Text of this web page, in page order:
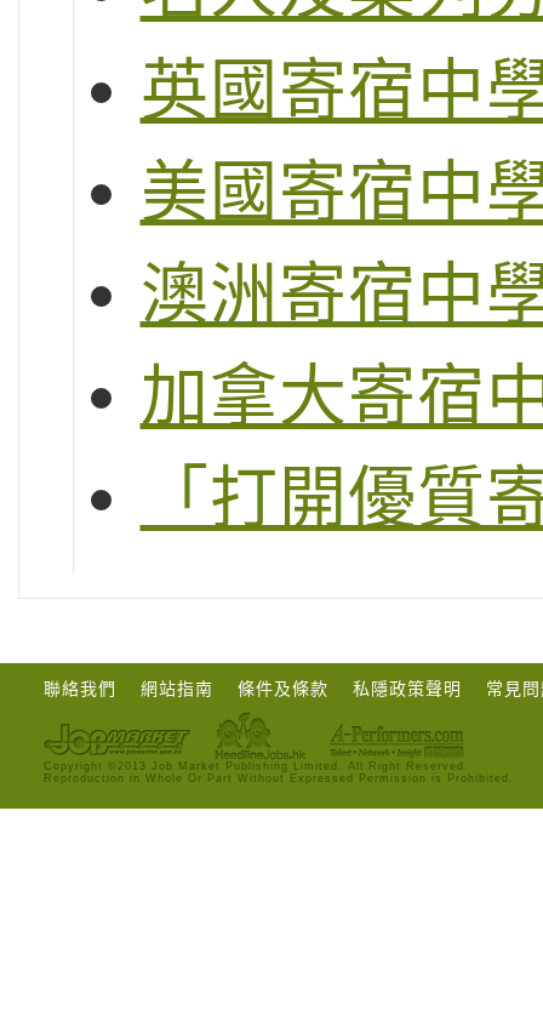
英國寄宿中
美國寄宿中
澳洲寄宿中
加拿大寄宿
「打開優質
聯絡我們 網站指南 條件及條款 私隱政策聲明 常見
Copyright ©2013 Job Market Publishing Limited. All Right Reserved.
Reproduction in Whole Or Part Without Expressed Permission is Prohibited.